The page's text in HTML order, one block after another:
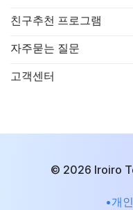
친구추천 프로그램
자주묻는 질문
고객센터
© 2026 Iroiro
•개